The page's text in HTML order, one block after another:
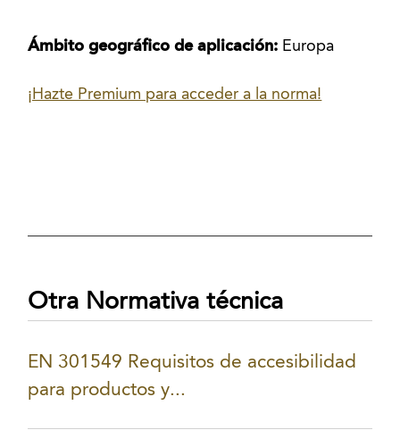
Ámbito geográfico de aplicación: Europa
¡Hazte Premium para acceder a la norma!
Otra Normativa técnica
EN 301549 Requisitos de accesibilidad
para productos y...